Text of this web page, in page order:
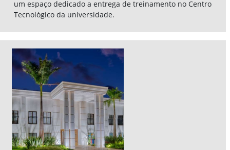
Univel
Univel nos forneceu espaço no Centro Tecnológico para
entrega de treinamentos JDU e também uma área na
fazenda escola para projetos de capacitação com práticas
de campo.